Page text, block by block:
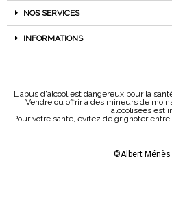
NOS SERVICES
INFORMATIONS
L'abus d'alcool est dangereux pour la
Vendre ou offrir à des mineurs de
alcoolisées est
Pour votre santé, évitez de grignoter entre
©Albert Ménès